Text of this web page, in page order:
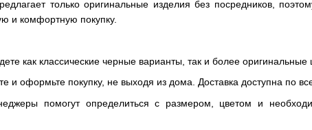
только оригинальные изделия без посредников,
и комфортную покупку.
как классические черные варианты, так и более
и оформьте покупку, не выходя из дома. Доставка доступна по
помогут определиться с размером, цветом и